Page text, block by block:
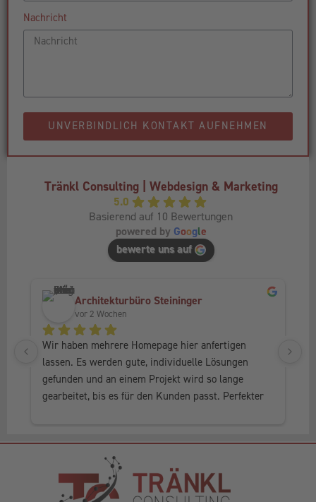
Nachricht
UNVERBINDLICH KONTAKT AUFNEHMEN
Tränkl Consulting | Webdesign & Marketing
5.0
Basierend auf 10 Bewertungen
powered by Google
bewerte uns auf
Architekturbüro Steininger
vor 2 Wochen
Wir haben mehrere Homepage hier anfertigen
lassen. Es werden gute, individuelle Lösungen
gefunden und an einem Projekt wird so lange
gearbeitet, bis es für den Kunden passt. Perfekter